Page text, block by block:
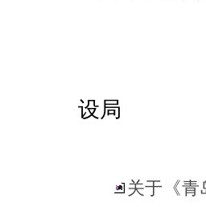
设局
关于《